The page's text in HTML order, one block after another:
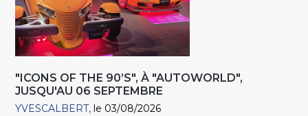
"ICONS OF THE 90’S", À "AUTOWORLD",
JUSQU'AU 06 SEPTEMBRE
YVESCALBERT le 03/08/2026